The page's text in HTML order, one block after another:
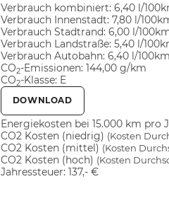
Verbrauch kombiniert: 6,40 l/
Verbrauch Innenstadt: 7,80 l/
Verbrauch Stadtrand: 6,00 l/
Verbrauch Landstraße: 5,40 l/
Verbrauch Autobahn: 6,40 l/100km
CO2-Emissionen: 144,00 g/km
CO2-Klasse: E
DOWNLOAD
Energiekosten bei 15.000 km pro
CO2 Kosten (niedrig) (Kosten
CO2 Kosten (mittel) (Kosten
CO2 Kosten (hoch) (Kosten
Jahressteuer: 137,- €